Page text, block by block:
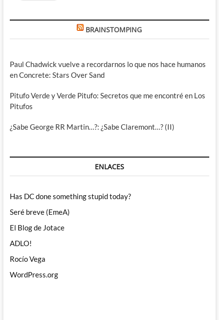
BRAINSTOMPING
Paul Chadwick vuelve a recordarnos lo que nos hace humanos
en Concrete: Stars Over Sand
Pitufo Verde y Verde Pitufo: Secretos que me encontré en Los
Pitufos
¿Sabe George RR Martin…?: ¿Sabe Claremont…? (II)
ENLACES
Has DC done something stupid today?
Seré breve (EmeA)
El Blog de Jotace
ADLO!
Rocío Vega
WordPress.org